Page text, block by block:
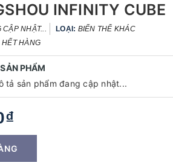
INFINITY CUBE
CẬP NHẬT... LOẠI: BIẾN THỂ KHÁC
HẾT HÀNG
PHẨM
tả sản phẩm đang cập nhật...